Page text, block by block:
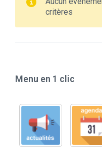
critères
Menu en 1 clic